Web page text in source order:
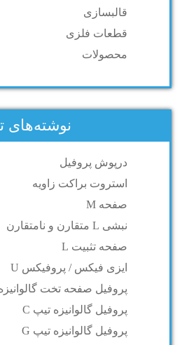
قالبسازی
قطعات فلزی
محصولات
نوشته‌های
درپوش پروفیل
استروت براکت زاویه
صفحه M
نبشی L متقارن و نامتقارن
صفحه تثبیت L
ایزی فیکس / پروفیکس U
پروفیل صفحه تخت
پروفیل گالوانیزه تیپ C
پروفیل گالوانیزه تیپ G